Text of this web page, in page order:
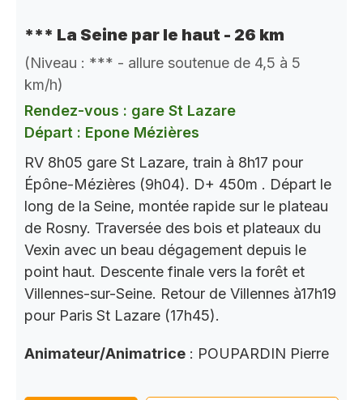
*** La Seine par le haut - 26 km
(Niveau : *** - allure soutenue de 4,5 à 5
km/h)
Rendez-vous : gare St Lazare
Départ : Epone Mézières
RV 8h05 gare St Lazare, train à 8h17 pour
Épône-Mézières (9h04). D+ 450m . Départ le
long de la Seine, montée rapide sur le plateau
de Rosny. Traversée des bois et plateaux du
Vexin avec un beau dégagement depuis le
point haut. Descente finale vers la forêt et
Villennes-sur-Seine. Retour de Villennes à17h19
pour Paris St Lazare (17h45).
Animateur/Animatrice : POUPARDIN Pierre